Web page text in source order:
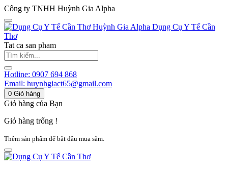
Công ty TNHH Huỳnh Gia Alpha
Huỳnh Gia Alpha Dụng Cụ Y Tế Cần
Thơ
Tat ca san pham
Hotline: 0907 694 868
Email: huynhgiact65@gmail.com
0 Giỏ hàng
Giỏ hàng của Bạn
Giỏ hàng trống !
Thêm sản phẩm để bắt đầu mua sắm.